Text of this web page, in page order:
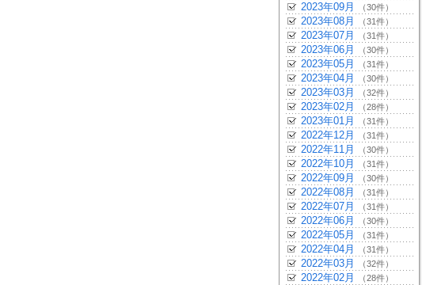
2023年09月 （30件）
2023年08月 （31件）
2023年07月 （31件）
2023年06月 （30件）
2023年05月 （31件）
2023年04月 （30件）
2023年03月 （32件）
2023年02月 （28件）
2023年01月 （31件）
2022年12月 （31件）
2022年11月 （30件）
2022年10月 （31件）
2022年09月 （30件）
2022年08月 （31件）
2022年07月 （31件）
2022年06月 （30件）
2022年05月 （31件）
2022年04月 （31件）
2022年03月 （32件）
2022年02月 （28件）